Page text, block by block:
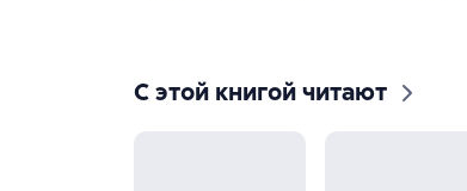
С этой книгой читают